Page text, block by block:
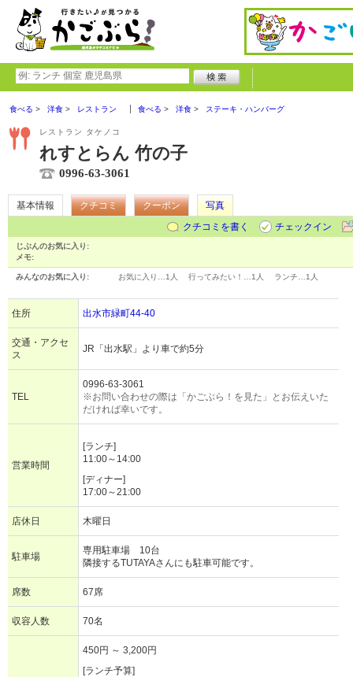
食べる 洋食 レストラン 食べる 洋食 ステーキ・ハンバーグ
レストラン タケノコ
れすとらん 竹の子
0996-63-3061
基本情報 クチコミ クーポン
写真
クチコミを書く
チェックイン
じぶんのお気に入り:
メモ:
みんなのお気に入り: お気に入り… 1人 行ってみたい！… 1人 ランチ… 1人
住所 出水市緑町44-40
交通・アクセ
ス
JR「出水駅」より車で約5分
TEL
0996-63-3061
※お問い合わせの際は「かごぶら！を見た」とお伝えいた
だければ幸いです。
営業時間
[ランチ]
11:00～14:00
[ディナー]
17:00～21:00
店休日 木曜日
駐車場
専用駐車場 10台
隣接するTUTAYAさんにも駐車可能です。
席数 67席
収容人数 70名
450円 ～ 3,200円
[ランチ予算]